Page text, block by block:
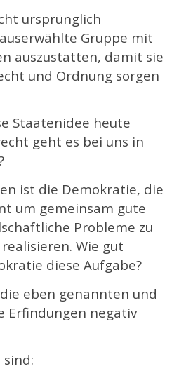
ursprünglich
Gruppe mit
auszustatten, damit sie
und Ordnung sorgen
Staatenidee heute
geht es bei uns in
ist die Demokratie, die
um gemeinsam gute
Probleme zu
Wie gut
diese Aufgabe?
eben genannten und
Erfindungen negativ